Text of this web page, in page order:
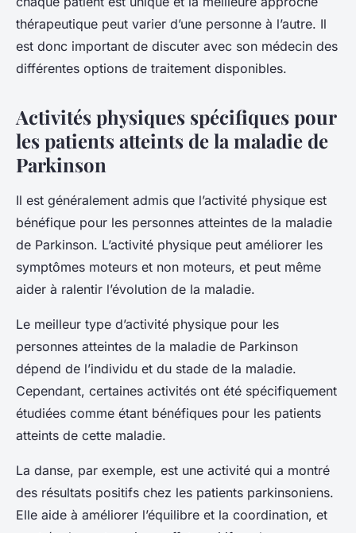
thérapeutique peut varier d’une personne à l’autre. Il
est donc important de discuter avec son médecin des
différentes options de traitement disponibles.
Activités physiques spécifiques pour
les patients atteints de la maladie de
Parkinson
Il est généralement admis que l’activité physique est
bénéfique pour les personnes atteintes de la maladie
de Parkinson. L’activité physique peut améliorer les
symptômes moteurs et non moteurs, et peut même
aider à ralentir l’évolution de la maladie.
Le meilleur type d’activité physique pour les
personnes atteintes de la maladie de Parkinson
dépend de l’individu et du stade de la maladie.
Cependant, certaines activités ont été spécifiquement
étudiées comme étant bénéfiques pour les patients
atteints de cette maladie.
La danse, par exemple, est une activité qui a montré
des résultats positifs chez les patients parkinsoniens.
Elle aide à améliorer l’équilibre et la coordination, et